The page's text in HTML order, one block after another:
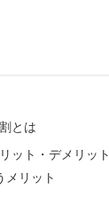
とは
ット・デメリット
メリット